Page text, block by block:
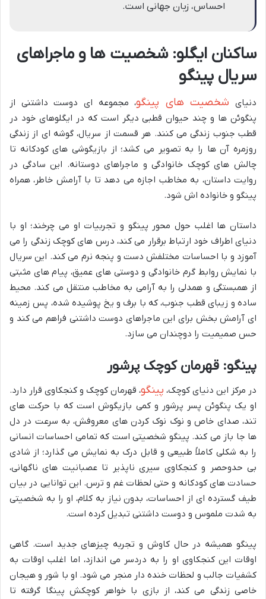
احساس، زبان جهانی است.
ساکنان ایگلو: شخصیت ها و ماجراهای
سریال پینگو
دنیای شخصیت های پینگو، مجموعه ای دوست داشتنی از
پنگوئن ها و چند حیوان قطبی دیگر است که در ایگلوهای خود در
قطب جنوب زندگی می کنند. هر قسمت از سریال، گوشه ای از زندگی
روزمره آن ها را به تصویر می کشد؛ از بازیگوشی های کودکانه تا
چالش های کوچک خانوادگی و ماجراهای دوستانه. این سادگی در
روایت داستان، به مخاطب اجازه می دهد تا با آرامش خاطر، همراه
پینگو و خانواده اش شود.
داستان ها اغلب حول محور پینگو و تجربیات او می چرخند؛ او با
دنیای اطراف خود ارتباط برقرار می کند، درس های کوچک زندگی را می
آموزد و با احساسات مختلفش دست و پنجه نرم می کند. این سریال
با نمایش روابط گرم خانوادگی و دوستی های عمیق، پیام های مثبتی
از همبستگی و همدلی را به آرامی به مخاطب منتقل می کند. محیط
ساده و زیبای قطب جنوب، که با برف و یخ پوشیده شده، پس زمینه
ای آرامش بخش برای این ماجراهای دوست داشتنی فراهم می کند و
حس صمیمیت را دوچندان می سازد.
پینگو: قهرمان کوچک پرشور
در مرکز این دنیای کوچک، پینگو، قهرمان کوچک و کنجکاوی قرار دارد.
او یک پنگوئن پسر پرشور و کمی بازیگوش است که با حرکت های
تند، صدای خاص و نوک نوک کردن های معروفش، به سرعت در دل
ها جا باز می کند. پینگو شخصیتی است که تمامی احساسات انسانی
را به شکلی کاملاً طبیعی و قابل درک به نمایش می گذارد؛ از شادی
بی حدوحصر و کنجکاوی سیری ناپذیر تا عصبانیت های ناگهانی،
حسادت های کودکانه و حتی لحظات غم و ترس. این توانایی در بیان
طیف گسترده ای از احساسات، بدون نیاز به کلام، او را به شخصیتی
به شدت ملموس و دوست داشتنی تبدیل کرده است.
پینگو همیشه در حال کاوش و تجربه چیزهای جدید است. گاهی
اوقات این کنجکاوی او را به دردسر می اندازد، اما اغلب اوقات به
کشفیات جالب و لحظات خنده دار منجر می شود. او با شور و هیجان
خاصی زندگی می کند، از بازی با خواهر کوچکش پینگا گرفته تا